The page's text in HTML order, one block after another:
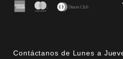
Contáctanos de Lunes a